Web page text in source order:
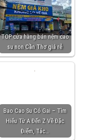
TOP cửa hàng bán nệm cao
su non Cần Thơ giá rẻ
Bao Cao Su Có Gai – Tìm
Hiểu Từ A Đến Z Về Đặc
Điểm, Tác…